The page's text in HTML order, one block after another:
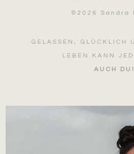
© 2026 Sandra
GELASSEN, GLÜCKLICH
LEBEN KANN
AUCH DU!